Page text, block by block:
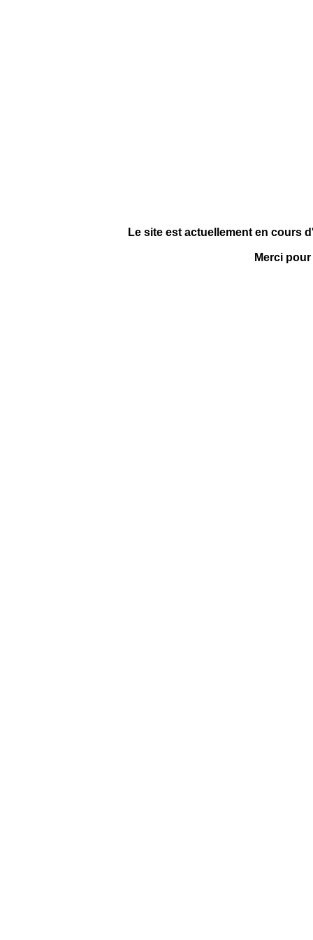
Le site est actuellement en cours
Merci